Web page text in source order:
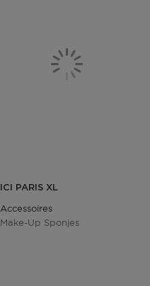
ICI PARIS XL
Accessoires
Make-Up Sponjes